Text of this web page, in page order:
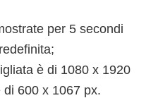
per 5 secondi
è di 1080 x 1920
600 x 1067 px.